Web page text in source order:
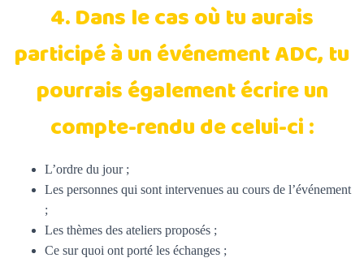
4. Dans le cas où tu aurais
participé à un événement ADC, tu
pourrais également écrire un
compte-rendu de celui-ci :
L’ordre du jour ;
Les personnes qui sont intervenues au cours de l’événement
;
Les thèmes des ateliers proposés ;
Ce sur quoi ont porté les échanges ;